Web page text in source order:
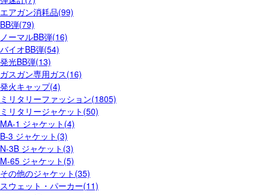
エアガン消耗品(99)
BB弾(79)
ノーマルBB弾(16)
バイオBB弾(54)
発光BB弾(13)
ガスガン専用ガス(16)
発火キャップ(4)
ミリタリーファッション(1805)
ミリタリージャケット(50)
MA-1 ジャケット(4)
B-3 ジャケット(3)
N-3B ジャケット(3)
M-65 ジャケット(5)
その他のジャケット(35)
スウェット・パーカー(11)